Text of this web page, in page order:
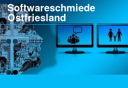
Softwareschmiede
Ostfriesland